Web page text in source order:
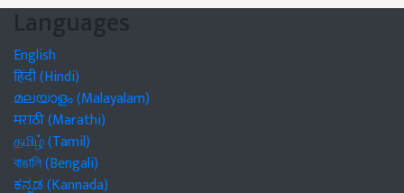
Languages
English
हिंदी (Hindi)
മലയാളം (Malayalam)
मराठी (Marathi)
தமிழ் (Tamil)
বাঙালি (Bengali)
ಕನ್ನಡ (Kannada)